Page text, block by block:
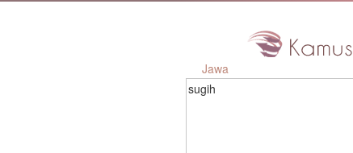
Jawa
sugih